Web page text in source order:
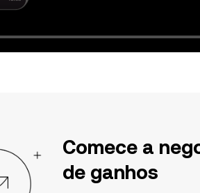
Comece a
de ganhos